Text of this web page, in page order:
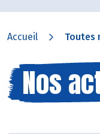
Accueil Toutes
Nos